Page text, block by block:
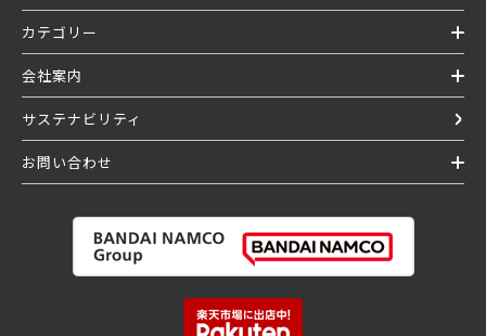
カテゴリー
会社案内
サステナビリティ
お問い合わせ